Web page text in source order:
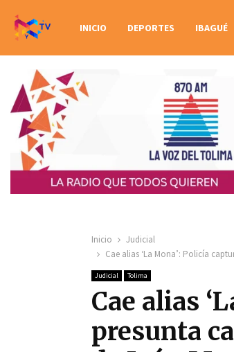
INICIO DEPORTES IBAGUÉ
Inicio
Judicial
Cae alias ‘La Mona’: Policía
Judicial Tolima
Cae alias
presunta